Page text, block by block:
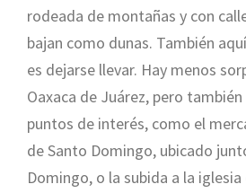
rodeada de montañas y con
bajan como dunas. También
es dejarse llevar. Hay menos
Oaxaca de Juárez, pero
puntos de interés, como el
de Santo Domingo, ubicado
Domingo, o la subida a la